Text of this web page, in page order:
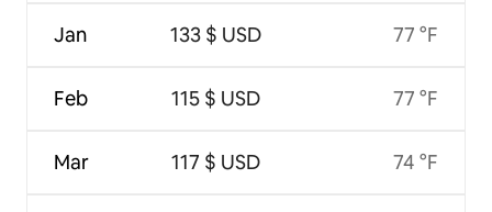
Jan
Feb
Mar
133 $ USD
115 $ USD
117 $ USD
77 °F
77 °F
74 °F